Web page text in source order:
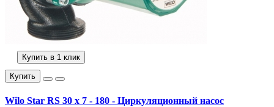
Купить в 1 клик
Купить
Wilo Star RS 30 x 7 - 180 - Циркуляционный насос